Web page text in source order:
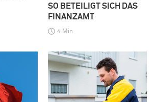
SO BETEILIGT SICH DAS
FINANZAMT
4 Min